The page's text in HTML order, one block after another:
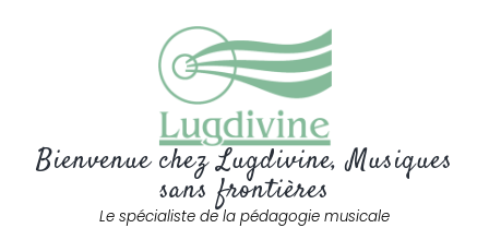
Bienvenue chez Lugdivine, Musiques
sans frontières
Le spécialiste de la pédagogie musicale